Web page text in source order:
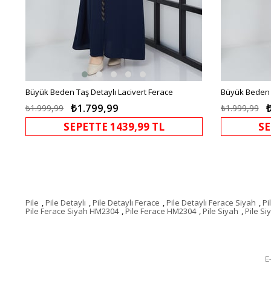
Büyük Beden Taş Detaylı Lacivert Ferace
₺1.799,99
₺1.999,99
SEPETTE 1439,99 TL
Büyük Beden
₺1.999,99
Pile ,Pile Detaylı ,Pile Detaylı Ferace ,Pile Detaylı Ferace Siyah ,
Pile Ferace Siyah HM2304 ,Pile Ferace HM2304 ,Pile Siyah ,Pile